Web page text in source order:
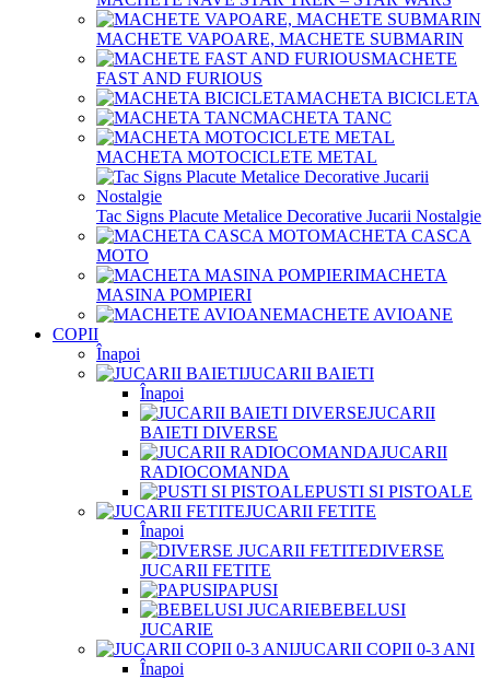
MACHETE VAPOARE, MACHETE SUBMARIN
MACHETE
FAST AND FURIOUS
MACHETA BICICLETA
MACHETA TANC
MACHETA MOTOCICLETE METAL
Tac Signs Placute Metalice Decorative Jucarii Nostalgie
MACHETA CASCA
MOTO
MACHETA
MASINA POMPIERI
MACHETE AVIOANE
COPII
Înapoi
JUCARII BAIETI
Înapoi
JUCARII
BAIETI DIVERSE
JUCARII
RADIOCOMANDA
PUSTI SI PISTOALE
JUCARII FETITE
Înapoi
DIVERSE
JUCARII FETITE
PAPUSI
BEBELUSI
JUCARIE
JUCARII COPII 0-3 ANI
Înapoi